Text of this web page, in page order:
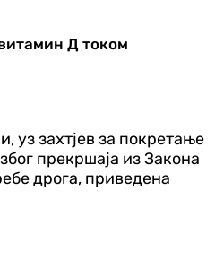
Д током
уз захтјев за покретање
прекршаја из Закона
дрога, приведена